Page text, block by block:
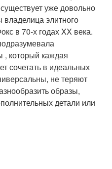
уже довольно
элитного
в 70-х годах XX века.
который каждая
сочетать в идеальных
не теряют
образы,
детали или